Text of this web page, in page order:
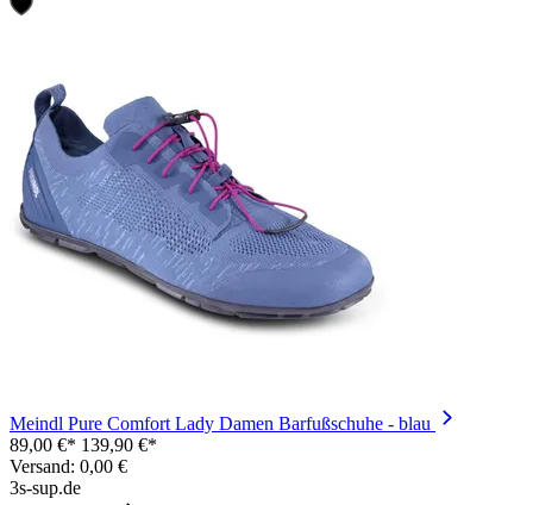
Meindl Pure Comfort Lady Damen Barfußschuhe - blau
89,00 €* 139,90 €*
Versand: 0,00 €
3s-sup.de